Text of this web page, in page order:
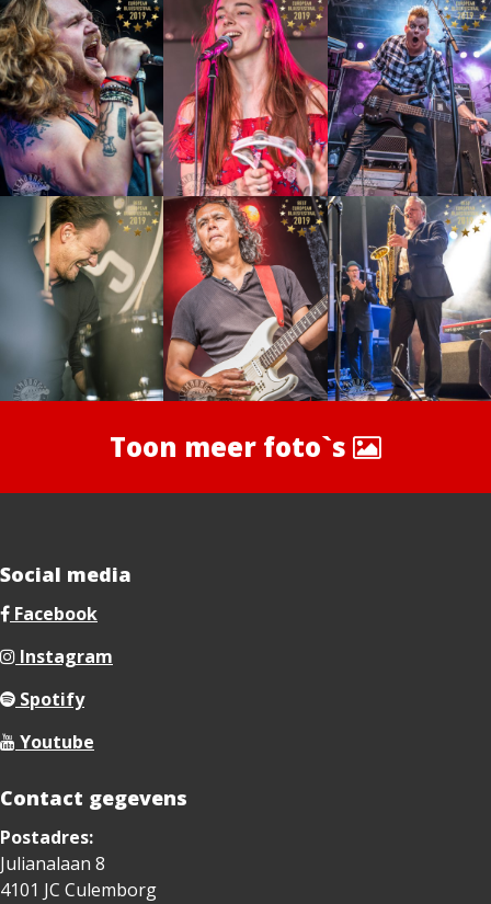
Toon meer foto`s
Social media
Facebook
Instagram
Spotify
Youtube
Contact gegevens
Postadres:
Julianalaan 8
4101 JC Culemborg